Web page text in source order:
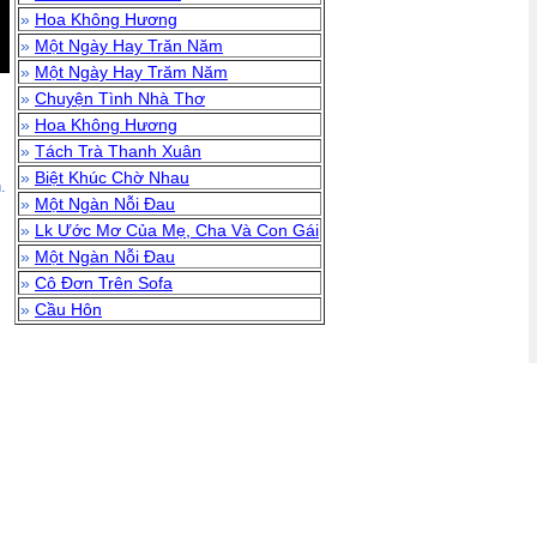
» Hoa Không Hương
» Một Ngày Hay Trăn Năm
» Một Ngày Hay Trăm Năm
» Chuyện Tình Nhà Thơ
» Hoa Không Hương
» Tách Trà Thanh Xuân
» Biệt Khúc Chờ Nhau
» Một Ngàn Nỗi Đau
» Lk Ước Mơ Của Mẹ, Cha Và Con Gái
» Một Ngàn Nỗi Đau
» Cô Đơn Trên Sofa
» Cầu Hôn